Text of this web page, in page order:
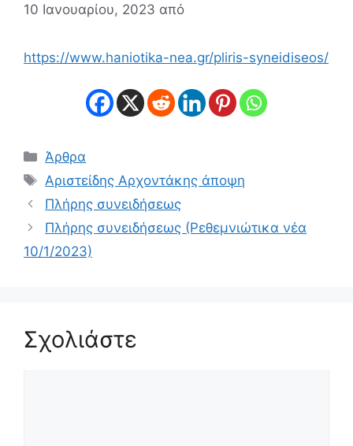
10 Ιανουαρίου, 2023 από
https://www.haniotika-nea.gr/pliris-syneidiseos/
Κατηγορίες
Άρθρα
Ετικέτες
Αριστείδης Αρχοντάκης άποψη
Πλήρης συνειδήσεως
Πλήρης συνειδήσεως (Ρεθεμνιώτικα νέα
10/1/2023)
Σχολιάστε